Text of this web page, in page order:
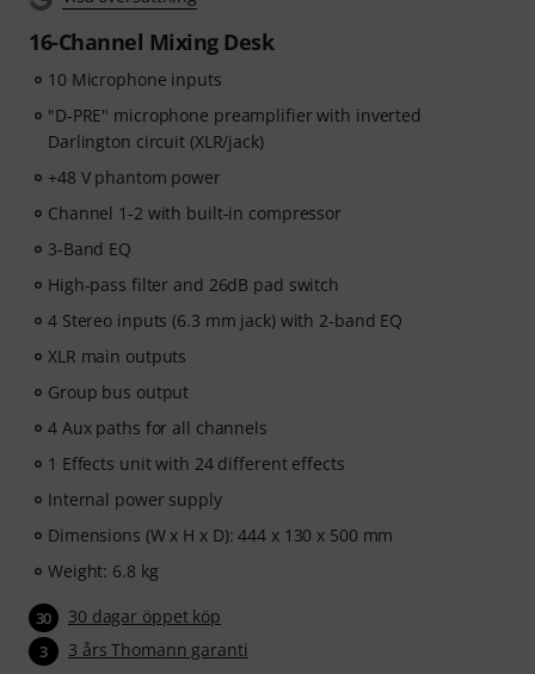
16-Channel Mixing Desk
10 Microphone inputs
"D-PRE" microphone preamplifier with inverted
Darlington circuit (XLR/jack)
+48 V phantom power
Channel 1-2 with built-in compressor
3-Band EQ
High-pass filter and 26dB pad switch
4 Stereo inputs (6.3 mm jack) with 2-band EQ
XLR main outputs
Group bus output
4 Aux paths for all channels
1 Effects unit with 24 different effects
Internal power supply
Dimensions (W x H x D): 444 x 130 x 500 mm
Weight: 6.8 kg
30 30 dagar öppet köp
3 3 års Thomann garanti